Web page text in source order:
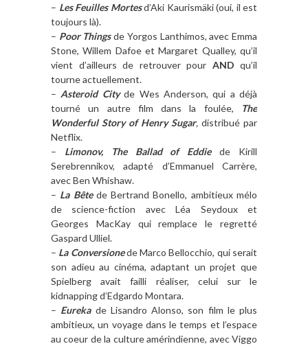
– Les Feuilles Mortes d’Aki Kaurismäki (oui, il est
toujours là).
– Poor Thingsde Yorgos Lanthimos, avec Emma
Stone, Willem Dafoe et Margaret Qualley, qu’il
vient d’ailleurs de retrouver pour AND qu’il
tourne actuellement.
– Asteroid Cityde Wes Anderson, qui a déjà
tourné un autre film dans la foulée,
The
Wonderful Story of Henry Sugar, distribué par
Netflix.
– Limonov, The Ballad of Eddiede Kirill
Serebrennikov, adapté d’Emmanuel Carrère,
avec Ben Whishaw.
– La Bêtede Bertrand Bonello, ambitieux mélo
de science-fiction avec Léa Seydoux et
Georges MacKay qui remplace le regretté
Gaspard Ulliel.
– La Conversionede Marco Bellocchio, qui serait
son adieu au cinéma, adaptant un projet que
Spielberg avait failli réaliser, celui sur le
kidnapping d’Edgardo Montara.
– Eurekade Lisandro Alonso, son film le plus
ambitieux, un voyage dans le temps et l’espace
au coeur de la culture amérindienne, avec Viggo